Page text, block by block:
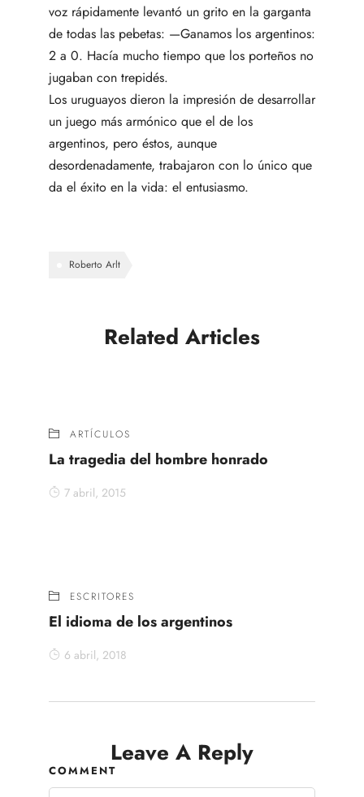
voz rápidamente levantó un grito en la garganta
de todas las pebetas: —Ganamos los argentinos:
2 a 0. Hacía mucho tiempo que los porteños no
jugaban con trepidés.
Los uruguayos dieron la impresión de desarrollar
un juego más armónico que el de los
argentinos, pero éstos, aunque
desordenadamente, trabajaron con lo único que
da el éxito en la vida: el entusiasmo.
Roberto Arlt
Related Articles
ARTÍCULOS
La tragedia del hombre honrado
7 abril, 2015
ESCRITORES
El idioma de los argentinos
6 abril, 2018
Leave A Reply
COMMENT